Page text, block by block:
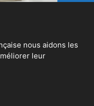
nous aidons les
leur